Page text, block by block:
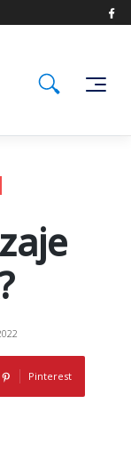
Pinterest